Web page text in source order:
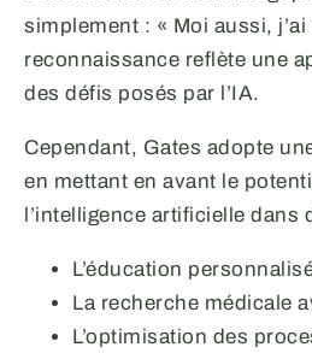
simplement : « Moi aussi,
reconnaissance reflète une
des défis posés par l’IA.
Cependant, Gates adopte
en mettant en avant le
l’intelligence artificielle dans
L’éducation
La recherche médicale
L’optimisation des